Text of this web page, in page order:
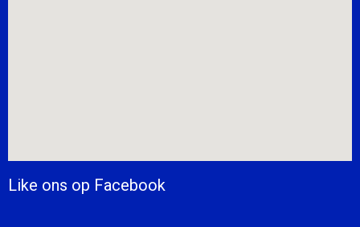
Like ons op Facebook